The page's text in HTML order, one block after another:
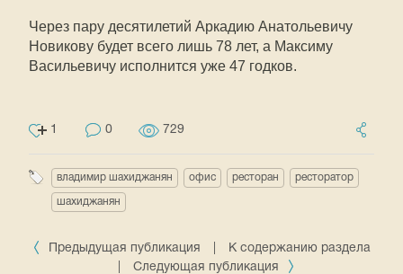
Через пару десятилетий Аркадию Анатольевичу
Новикову будет всего лишь 78 лет, а Максиму
Васильевичу исполнится уже 47 годков.
1 0 729
владимир шахиджанян офис ресторан ресторатор
шахиджанян
Предыдущая публикация
К содержанию раздела
Следующая публикация